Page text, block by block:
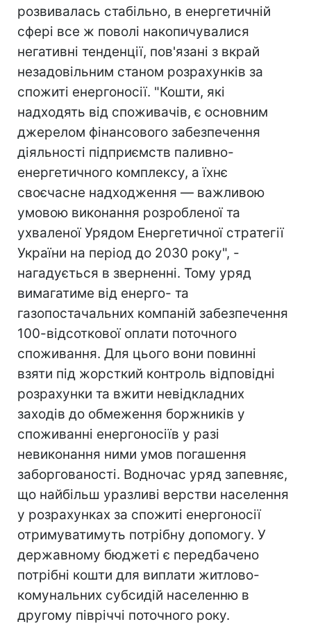
розвивалась стабільно, в енергетичній
сфері все ж поволі накопичувалися
негативні тенденції, пов'язані з вкрай
незадовільним станом розрахунків за
спожиті енергоносії. "Кошти, які
надходять від споживачів, є основним
джерелом фінансового забезпечення
діяльності підприємств паливно-
енергетичного комплексу, а їхнє
своєчасне надходження — важливою
умовою виконання розробленої та
ухваленої Урядом Енергетичної стратегії
України на період до 2030 року", -
нагадується в зверненні. Тому уряд
вимагатиме від енерго- та
газопостачальних компаній забезпечення
100-відсоткової оплати поточного
споживання. Для цього вони повинні
взяти під жорсткий контроль відповідні
розрахунки та вжити невідкладних
заходів до обмеження боржників у
споживанні енергоносіїв у разі
невиконання ними умов погашення
заборгованості. Водночас уряд запевняє,
що найбільш уразливі верстви населення
у розрахунках за спожиті енергоносії
отримуватимуть потрібну допомогу. У
державному бюджеті є передбачено
потрібні кошти для виплати житлово-
комунальних субсидій населенню в
другому півріччі поточного року.